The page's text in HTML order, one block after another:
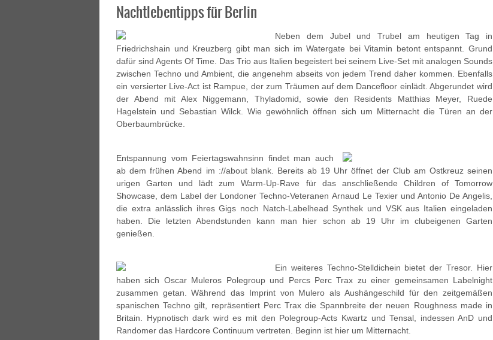
Nachtlebentipps für Berlin
Neben dem Jubel und Trubel am heutigen Tag in
Friedrichshain und Kreuzberg gibt man sich im Watergate bei Vitamin betont entspannt. Grund
dafür sind Agents Of Time. Das Trio aus Italien begeistert bei seinem Live-Set mit analogen Sounds
zwischen Techno und Ambient, die angenehm abseits von jedem Trend daher kommen. Ebenfalls
ein versierter Live-Act ist Rampue, der zum Träumen auf dem Dancefloor einlädt. Abgerundet wird
der Abend mit Alex Niggemann, Thyladomid, sowie den Residents Matthias Meyer, Ruede
Hagelstein und Sebastian Wilck. Wie gewöhnlich öffnen sich um Mitternacht die Türen an der
Oberbaumbrücke.
Entspannung vom Feiertagswahnsinn findet man auch
ab dem frühen Abend im ://about blank. Bereits ab 19 Uhr öffnet der Club am Ostkreuz seinen
urigen Garten und lädt zum Warm-Up-Rave für das anschließende Children of Tomorrow
Showcase, dem Label der Londoner Techno-Veteranen Arnaud Le Texier und Antonio De Angelis,
die extra anlässlich ihres Gigs noch Natch-Labelhead Synthek und VSK aus Italien eingeladen
haben. Die letzten Abendstunden kann man hier schon ab 19 Uhr im clubeigenen Garten
genießen.
Ein weiteres Techno-Stelldichein bietet der Tresor. Hier
haben sich Oscar Muleros Polegroup und Percs Perc Trax zu einer gemeinsamen Labelnight
zusammen getan. Während das Imprint von Mulero als Aushängeschild für den zeitgemäßen
spanischen Techno gilt, repräsentiert Perc Trax die Spannbreite der neuen Roughness made in
Britain. Hypnotisch dark wird es mit den Polegroup-Acts Kwartz und Tensal, indessen AnD und
Randomer das Hardcore Continuum vertreten. Beginn ist hier um Mitternacht.